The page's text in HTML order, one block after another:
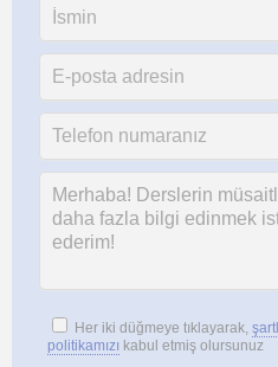
Her iki düğmeye tıklayarak,
politikamızı kabul etmiş olursunuz